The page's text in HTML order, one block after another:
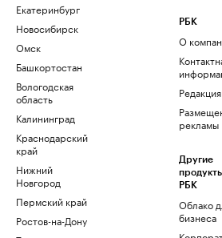
Екатеринбург
Новосибирск
Омск
Башкортостан
Вологодская
область
Калининград
Краснодарский
край
Нижний
Новгород
Пермский край
Ростов-на-Дону
РБК
О
Редакция
рекламы
Другие
РБК
Облако
бизнеса